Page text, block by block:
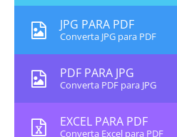
JPG PARA PDF
Converta JPG para PDF
PDF PARA JPG
Converta PDF para JPG
EXCEL PARA PDF
Converta Excel para PDF